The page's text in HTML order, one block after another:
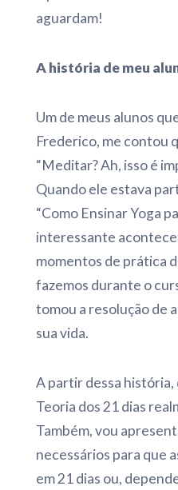
aguardam!
A história de meu
Um de meus alunos
Frederico, me contou
“Meditar? Ah, isso é
Quando ele estava
“Como Ensinar Yoga
interessante
momentos de prática
fazemos durante o
tomou a resolução de
sua vida.
A partir dessa
Teoria dos 21 dias
Também, vou
necessários para que
em 21 dias ou,